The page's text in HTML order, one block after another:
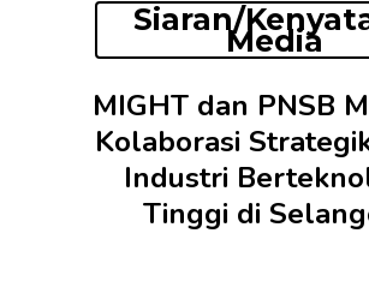
Siaran/
Media
MIGHT dan PNSB
Kolaborasi
Industri
Tinggi di